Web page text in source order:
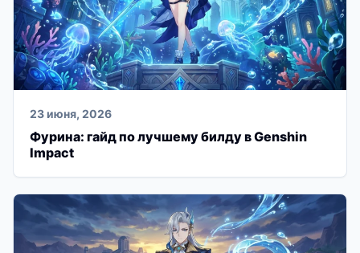
23 июня, 2026
Фурина: гайд по лучшему билду в Genshin
Impact